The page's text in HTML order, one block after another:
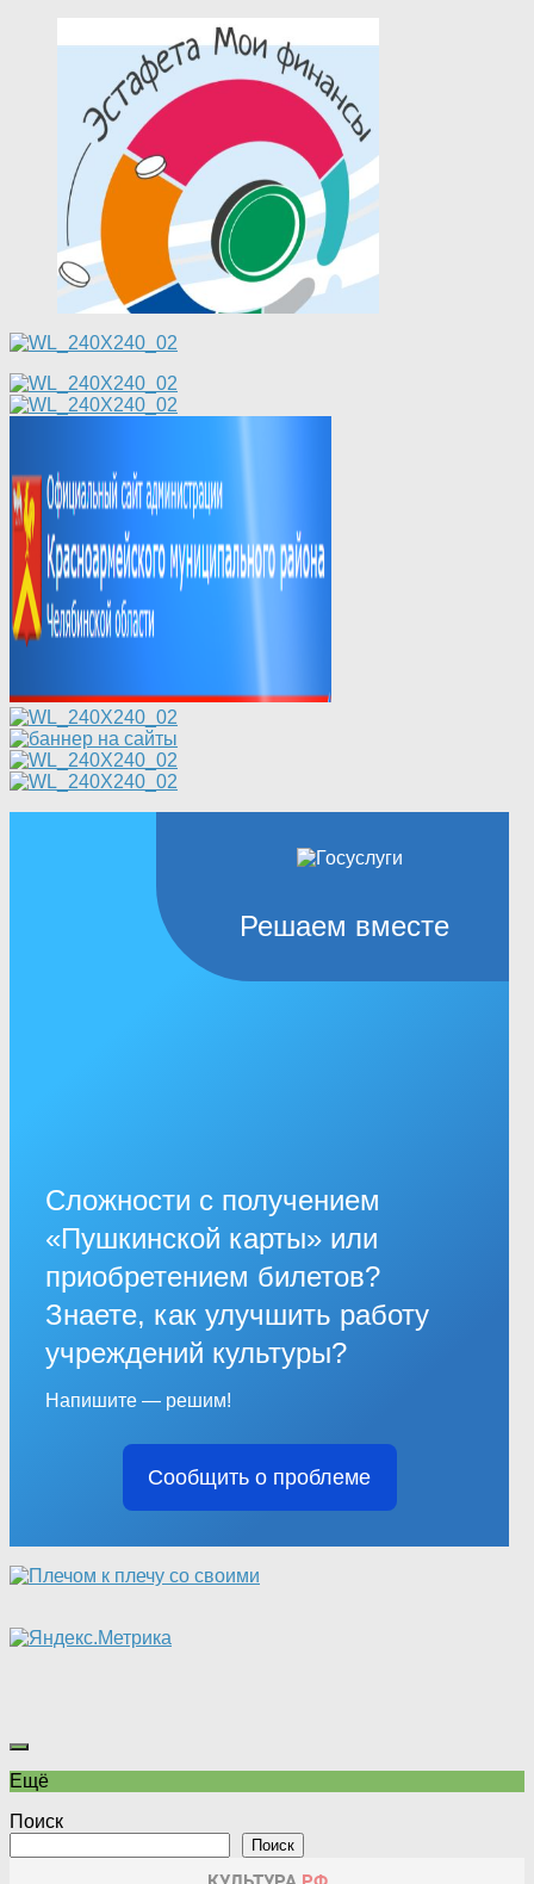
Решаем вместе
Сложности с получением
«Пушкинской карты» или
приобретением билетов?
Знаете, как улучшить работу
учреждений культуры?
Напишите — решим!
Сообщить о проблеме
Ещё
Поиск
Поиск